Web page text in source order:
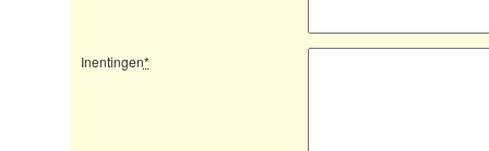
Inentingen*